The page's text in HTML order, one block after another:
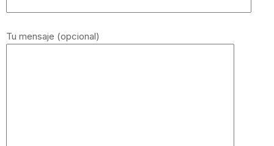
Tu mensaje (opcional)